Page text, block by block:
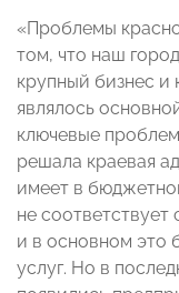
«Проблемы
том, что наш
крупный бизнес и
являлось
ключевые
решала краевая
имеет в
не соответствует
и в основном это
услуг. Но в